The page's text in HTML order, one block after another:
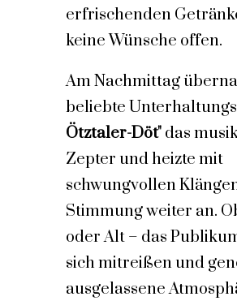
erfrischenden
keine Wünsche offen.
Am Nachmittag
beliebte
Ötztaler-Döt"das
Zepter und heizte mit
schwungvollen
Stimmung weiter an.
oder Alt – das
sich mitreißen und
ausgelassene